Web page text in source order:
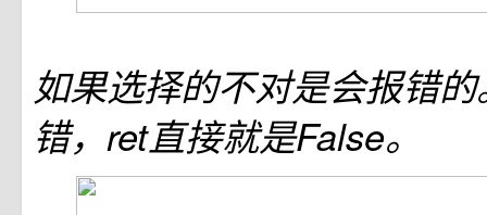
如果选择的不对是会报错
错，ret直接就是False。